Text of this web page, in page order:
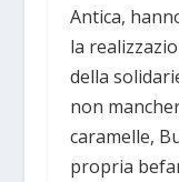
Antica,
la
della
non
caramelle,
propria